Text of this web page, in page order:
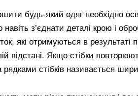
будь-який одяг необхідно
з’єднати деталі крою і
які отримуються в результаті
відстані. Якщо стібки
стібків називається